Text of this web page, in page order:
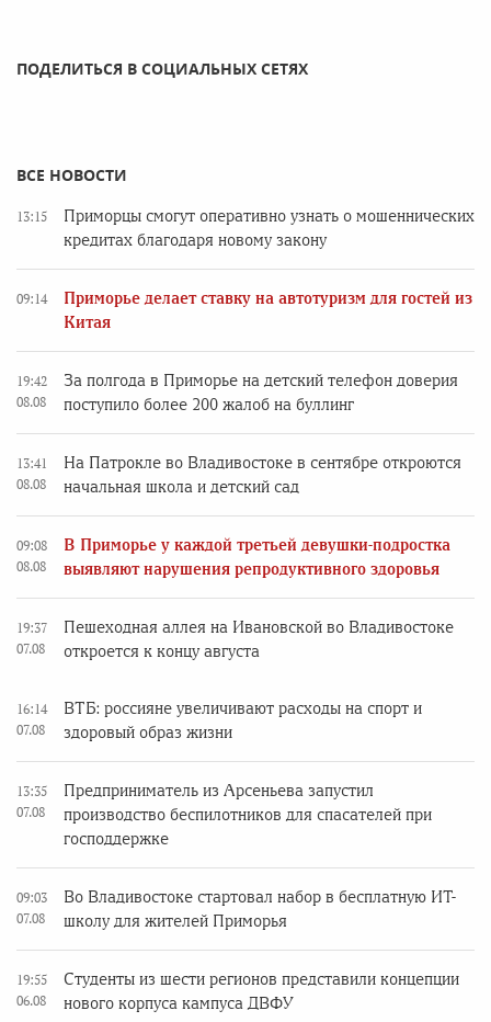
ПОДЕЛИТЬСЯ В СОЦИАЛЬНЫХ СЕТЯХ
ВСЕ НОВОСТИ
13:15
Приморцы смогут оперативно узнать о мошеннических
кредитах благодаря новому закону
09:14
Приморье делает ставку на автотуризм для гостей из
Китая
19:42
08.08
За полгода в Приморье на детский телефон доверия
поступило более 200 жалоб на буллинг
13:41
08.08
На Патрокле во Владивостоке в сентябре откроются
начальная школа и детский сад
09:08
08.08
В Приморье у каждой третьей девушки-подростка
выявляют нарушения репродуктивного здоровья
19:37
07.08
Пешеходная аллея на Ивановской во Владивостоке
откроется к концу августа
16:14
07.08
ВТБ: россияне увеличивают расходы на спорт и
здоровый образ жизни
13:35
07.08
Предприниматель из Арсеньева запустил
производство беспилотников для спасателей при
господдержке
09:03
07.08
Во Владивостоке стартовал набор в бесплатную ИТ-
школу для жителей Приморья
19:55
06.08
Студенты из шести регионов представили концепции
нового корпуса кампуса ДВФУ